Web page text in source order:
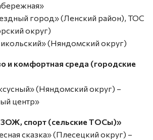
город» (Ленский район), ТОС
округ)
(Няндомский округ)
и комфортная среда (городские
(Няндомский округ) –
центр»
спорт (сельские ТОСы)»
сказка» (Плесецкий округ) –